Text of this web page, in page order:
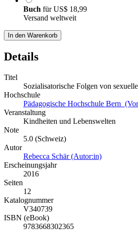
Buch fürUS$ 18,99
Versand weltweit
In den Warenkorb
Details
Titel
Sozialisatorische Folgen von
Hochschule
Pädagogische Hochschule Bern
Veranstaltung
Kindheiten und Lebenswelten
Note
5.0 (Schweiz)
Autor
Rebecca Schär (Autor:in)
Erscheinungsjahr
2016
Seiten
12
Katalognummer
V340739
ISBN (eBook)
9783668302365